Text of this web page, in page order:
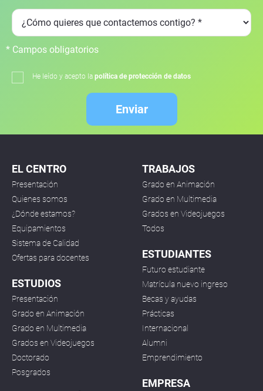
* Campos obligatorios
He leído y acepto la política de protección de datos
Enviar
EL CENTRO
Presentación
Quienes somos
¿Dónde estamos?
Equipamientos
Sistema de Calidad
Ofertas para docentes
ESTUDIOS
Presentación
Grado en Animación
Grado en Multimedia
Grados en Videojuegos
Doctorado
Posgrados
TRABAJOS
Grado en Animación
Grado en Multimedia
Grados en Videojuegos
Todos
ESTUDIANTES
Futuro estudiante
Matrícula nuevo ingreso
Becas y ayudas
Prácticas
Internacional
Alumni
Emprendimiento
EMPRESA